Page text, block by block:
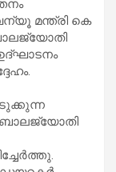
മന്ത്രി കെ